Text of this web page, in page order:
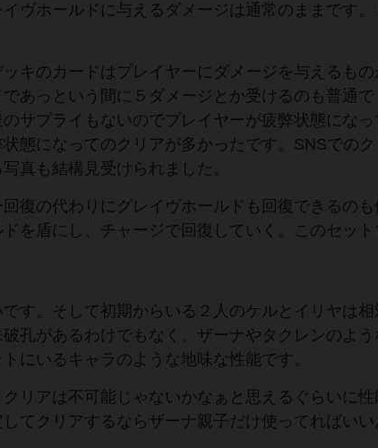
ヴホールドに与えるダメージは通常のままです。
キのカードはプレイヤーにダメージを与えるもの
あっという間に５ダメージとか受けるのも普通で
サプライもないのでプレイヤーが疲弊状態になっ
態になってのクリアが多かったです。SNSでのク
真も結構見受けられました。
復の代わりにグレイヴホールドも回復できるのも
を盾にし、チャージで回復していく。このセット
す。そして初期からいる２人のケルとイリヤは相
孔があるわけでもなく、ザーナやタクレンのよう
にいるキャラのような地味な性能です。
リアは不可能じゃないかなぁと思えるぐらいに性
てクリアするならザーナ親子だけ使ってればいい